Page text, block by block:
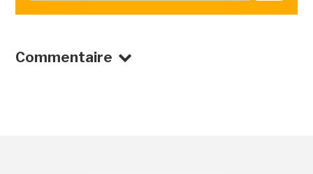
Commentaire